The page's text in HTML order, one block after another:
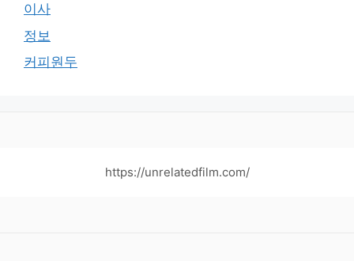
이사
정보
커피원두
https://unrelatedfilm.com/